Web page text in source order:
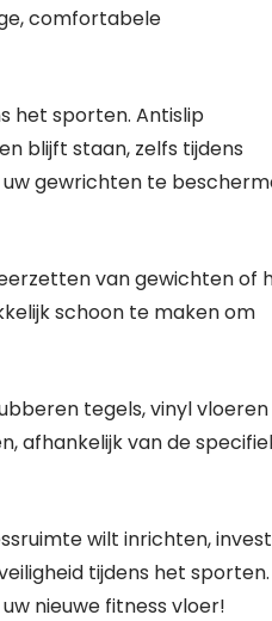
comfortabele
het sporten. Antislip
blijft staan, zelfs tijdens
gewrichten te
van gewichten of
schoon te maken om
tegels, vinyl
afhankelijk van de
wilt inrichten,
tijdens het sporten.
nieuwe fitness vloer!